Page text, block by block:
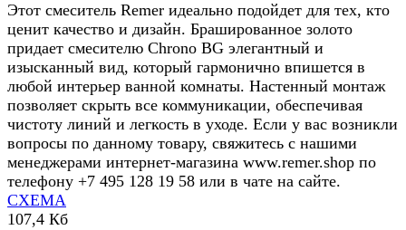
Этот смеситель Remer идеально подойдет для тех, кто
ценит качество и дизайн. Брашированное золото
придает смесителю Chrono BG элегантный и
изысканный вид, который гармонично впишется в
любой интерьер ванной комнаты. Настенный монтаж
позволяет скрыть все коммуникации, обеспечивая
чистоту линий и легкость в уходе. Если у вас возникли
вопросы по данному товару, свяжитесь с нашими
менеджерами интернет-магазина www.remer.shop по
телефону +7 495 128 19 58 или в чате на сайте.
СХЕМА
107,4 Кб